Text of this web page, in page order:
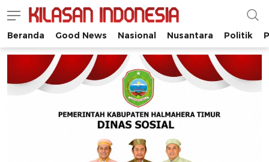
Kilasan Indonesia
Satu-satunya di Indonesia
Beranda Good News Nasional Nusantara Politik